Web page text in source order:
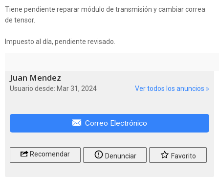
Tiene pendiente reparar módulo de transmisión y cambiar correa
de tensor.
Impuesto al día, pendiente revisado.
Juan Mendez
Usuario desde: Mar 31, 2024 Ver todos los anuncios »
Correo Electrónico
Recomendar Denunciar Favorito